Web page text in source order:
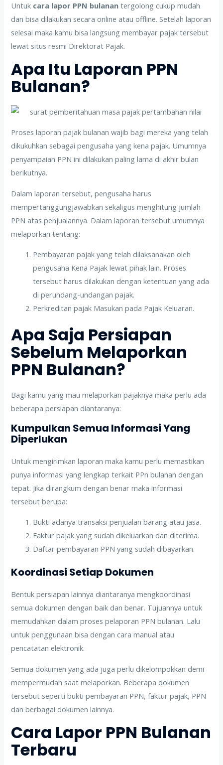
Untuk cara lapor PPN bulanantergolong cukup mudah
dan bisa dilakukan secara online atau offline. Setelah laporan
selesai maka kamu bisa langsung membayar pajak tersebut
lewat situs resmi Direktorat Pajak.
Apa Itu Laporan PPN
Bulanan?
Proses laporan pajak bulanan wajib bagi mereka yang telah
dikukuhkan sebagai pengusaha yang kena pajak. Umumnya
penyampaian PPN ini dilakukan paling lama di akhir bulan
berikutnya.
Dalam laporan tersebut, pengusaha harus
mempertanggungjawabkan sekaligus menghitung jumlah
PPN atas penjualannya. Dalam laporan tersebut umumnya
melaporkan tentang:
Pembayaran pajak yang telah dilaksanakan oleh
pengusaha Kena Pajak lewat pihak lain. Proses
tersebut harus dilakukan dengan ketentuan yang ada
di perundang-undangan pajak.
Perkreditan pajak Masukan pada Pajak Keluaran.
Apa Saja Persiapan
Sebelum Melaporkan
PPN Bulanan?
Bagi kamu yang mau melaporkan pajaknya maka perlu ada
beberapa persiapan diantaranya:
Kumpulkan Semua Informasi Yang
Diperlukan
Untuk mengirimkan laporan maka kamu perlu memastikan
punya informasi yang lengkap terkait PPn bulanan dengan
tepat. Jika dirangkum dengan benar maka informasi
tersebut berupa:
Bukti adanya transaksi penjualan barang atau jasa.
Faktur pajak yang sudah dikeluarkan dan diterima.
Daftar pembayaran PPN yang sudah dibayarkan.
Koordinasi Setiap Dokumen
Bentuk persiapan lainnya diantaranya mengkoordinasi
semua dokumen dengan baik dan benar. Tujuannya untuk
memudahkan dalam proses pelaporan PPN bulanan. Lalu
untuk penggunaan bisa dengan cara manual atau
pencatatan elektronik.
Semua dokumen yang ada juga perlu dikelompokkan demi
mempermudah saat melaporkan. Beberapa dokumen
tersebut seperti bukti pembayaran PPN, faktur pajak, PPN
dan berbagai dokumen lainnya.
Cara Lapor PPN Bulanan
Terbaru